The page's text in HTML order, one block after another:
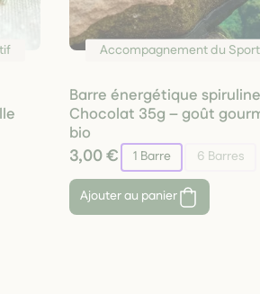
Accompagnement du
Barre énergétique spiruline
Chocolat 35g – goût
bio
3,00 € 1 Barre 6 Barres
Ajouter au panier